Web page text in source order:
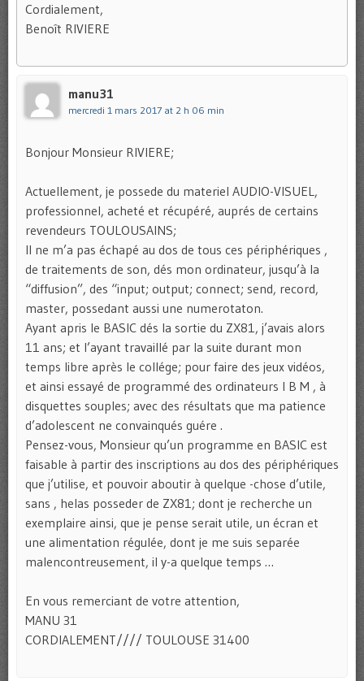
Cordialement,
Benoît RIVIERE
manu31
mercredi 1 mars 2017 at 2 h 06 min
Bonjour Monsieur RIVIERE;
Actuellement, je possede du materiel AUDIO-VISUEL,
professionnel, acheté et récupéré, auprés de certains
revendeurs TOULOUSAINS;
Il ne m’a pas échapé au dos de tous ces périphériques ,
de traitements de son, dés mon ordinateur, jusqu’à la
“diffusion”, des “input; output; connect; send, record,
master, possedant aussi une numerotaton.
Ayant apris le BASIC dés la sortie du ZX81, j’avais alors
11 ans; et l’ayant travaillé par la suite durant mon
temps libre après le collége; pour faire des jeux vidéos,
et ainsi essayé de programmé des ordinateurs I B M , à
disquettes souples; avec des résultats que ma patience
d’adolescent ne convainqués guére .
Pensez-vous, Monsieur qu’un programme en BASIC est
faisable à partir des inscriptions au dos des périphériques
que j’utilise, et pouvoir aboutir à quelque -chose d’utile,
sans , helas posseder de ZX81; dont je recherche un
exemplaire ainsi, que je pense serait utile, un écran et
une alimentation régulée, dont je me suis separée
malencontreusement, il y-a quelque temps …
En vous remerciant de votre attention,
MANU 31
CORDIALEMENT//// TOULOUSE 31400